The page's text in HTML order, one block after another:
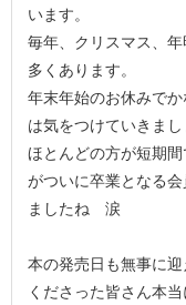
います。
毎年、クリスマス、
多くあります。
年末年始のお休みで
は気をつけていきまし
ほとんどの方が短期
がついに卒業となる
ましたね 涙
本の発売日も無事に
くださった皆さん本